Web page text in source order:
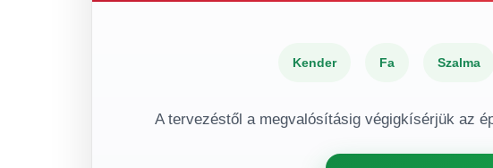
Kender Fa Szalma
A tervezéstől a megvalósításig végigkísérjük az